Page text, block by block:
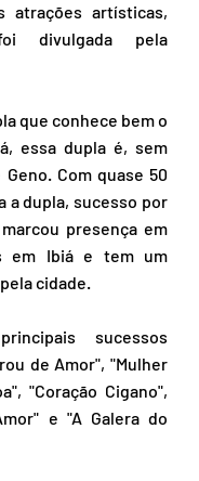
atrações artísticas,
divulgada pela
que conhece bem o
essa dupla é, sem
Com quase 50
a dupla, sucesso por
presença em
em Ibiá e tem um
cidade.
sucessos
de Amor", "Mulher
"Coração Cigano",
e "A Galera do